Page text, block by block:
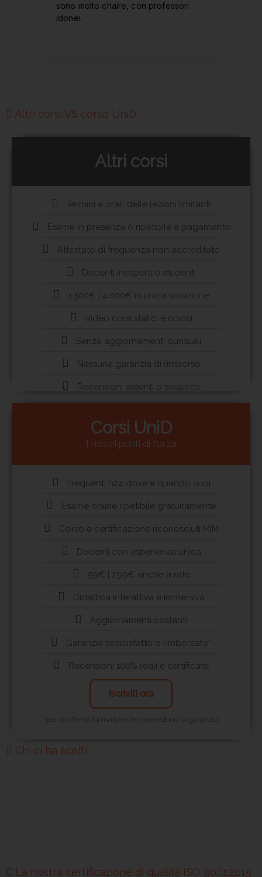
Altri corsi VS corso UniD
Altri corsi
Termini e orari delle lezioni limitanti
Esame in presenza o ripetibile a pagamento
Attestato di frequenza non accreditato
Docenti inesperti o studenti
1.500€ | 4.000€ in unica soluzione
Video corsi statici e noiosi
Senza aggiornamenti puntuali
Nessuna garanzia di rimborso
Recensioni assenti o sospette
Corsi UniD
I nostri punti di forza
Frequenti h24 dove e quando vuoi
Esame online ripetibile gratuitamente
Corso e certificazione riconosciuti MIM
Docenti con esperienza unica
59€ | 299€ anche a rate
Didattica interattiva e immersiva
Aggiornamenti costanti
Garanzia soddisfatto o rimborsato*
Recensioni 100% reali e certificate
Iscriviti ora
*per le offerte formative che prevedono la garanzia
Chi ci ha scelti
La nostra certificazione di qualità ISO 9001:2015